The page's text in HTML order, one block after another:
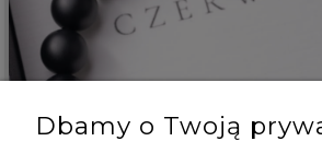
Dbamy o Twoją